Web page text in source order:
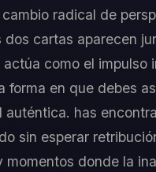
radical de
dos cartas aparecen
actúa como el
forma en que debes
auténtica. has
sin esperar
momentos donde la